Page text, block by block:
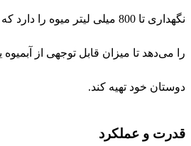
نگهداری تا 800 میلی لیتر میوه
را می‌دهد تا میزان قابل توجهی از آبمیوه
دوستان خود تهیه کند.
قدرت و عملکرد